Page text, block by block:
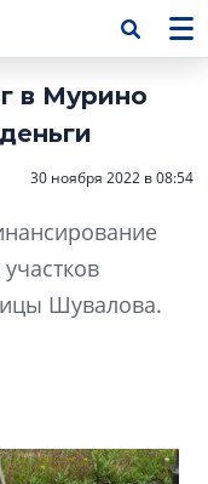
в Мурино
30 ноября 2022 в 08:54
Шувалова.